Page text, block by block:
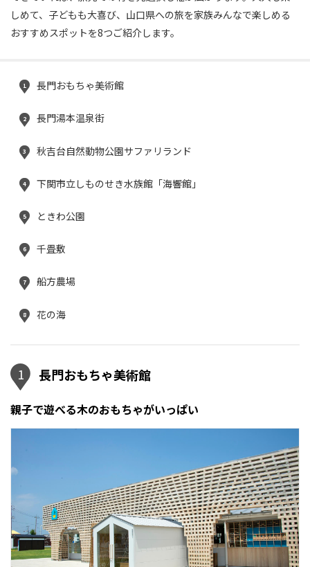
しめて、子どもも大喜び、山口県への旅を家族みんなで楽しめる
おすすめスポットを8つご紹介します。
1 長門おもちゃ美術館
2 長門湯本温泉街
3 秋吉台自然動物公園サファリランド
4 下関市立しものせき水族館「海響館」
5 ときわ公園
6 千畳敷
7 船方農場
8 花の海
1 長門おもちゃ美術館
親子で遊べる木のおもちゃがいっぱい